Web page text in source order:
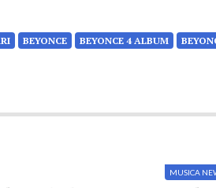
BEYONCE BEYONCE 4 ALBUM
MUSICA